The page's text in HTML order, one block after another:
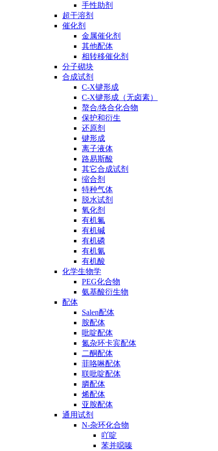
手性助剂
超干溶剂
催化剂
金属催化剂
其他配体
相转移催化剂
分子砌块
合成试剂
C-X键形成
C-X键形成（无卤素）
螯合/络合化合物
保护和衍生
还原剂
键形成
离子液体
路易斯酸
其它合成试剂
缩合剂
特种气体
脱水试剂
氧化剂
有机氟
有机碱
有机磷
有机氰
有机酸
化学生物学
PEG化合物
氨基酸衍生物
配体
Salen配体
胺配体
吡啶配体
氮杂环卡宾配体
二酮配体
菲咯啉配体
联吡啶配体
膦配体
烯配体
亚胺配体
通用试剂
N-杂环化合物
吖啶
苯并噁嗪